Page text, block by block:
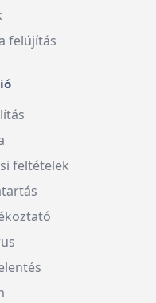
felújítás
feltételek